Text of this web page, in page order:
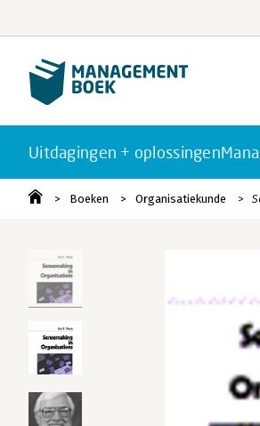
Uitdagingen + oplossingen
Boeken Organisatiekunde